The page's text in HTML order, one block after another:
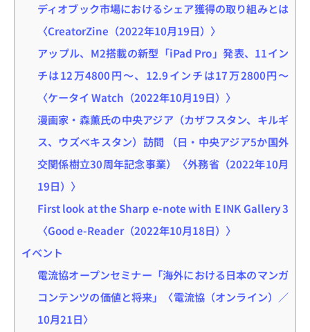
ディオブック市場におけるシェア獲得の取り組みとは
〈CreatorZine（2022年10月19日）〉
アップル、M2搭載の新型「iPad Pro」発表、11イン
チは12万4800円～、12.9インチは17万2800円～
〈ケータイ Watch（2022年10月19日）〉
漫画家・森薫氏の中央アジア（カザフスタン、キルギ
ス、ウズベキスタン）訪問 （日・中央アジア5か国外
交関係樹立30周年記念事業）〈外務省（2022年10月
19日）〉
First look at the Sharp e-note with E INK Gallery 3
〈Good e-Reader（2022年10月18日）〉
イベント
電流協オープンセミナー「海外における日本のマンガ
コンテンツの価値と将来」〈電流協（オンライン）／
10月21日〉